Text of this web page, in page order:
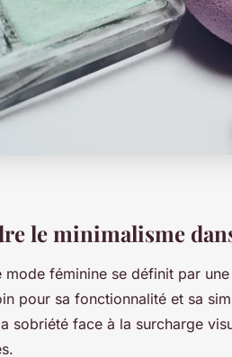
le minimalisme
mode féminine se définit par
pour sa fonctionnalité et sa
sobriété face à la surcharge